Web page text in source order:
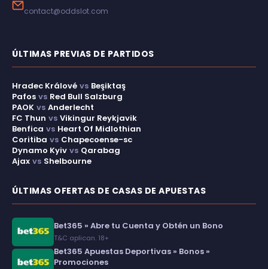
contact@oddslot.com
ÚLTIMAS PREVIAS DE PARTIDOS
Hradec Králové vs Beşiktaş
Pafos vs Red Bull Salzburg
PAOK vs Anderlecht
FC Thun vs Vikingur Reykjavik
Benfica vs Heart Of Midlothian
Coritiba vs Chapecoense-sc
Dynamo Kyiv vs Qarabag
Ajax vs Shelbourne
ÚLTIMAS OFERTAS DE CASAS DE APUESTAS
Bet365 » Abre tu Cuenta y Obtén un Bono
T&C aplican. 18+
Bet365 Apuestas Deportivas » Bonos »
Promociones